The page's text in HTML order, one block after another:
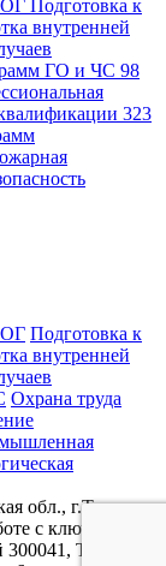
Подготовка к
внутренней
ГО и ЧС 98
323
Подготовка к
внутренней
Охрана труда
обл., г.Тула,
с ключевыми
300041, Тульская